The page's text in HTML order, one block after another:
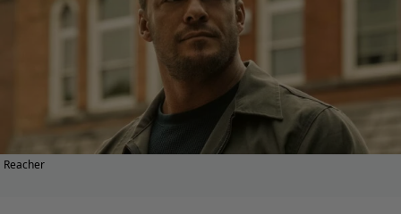
Reacher